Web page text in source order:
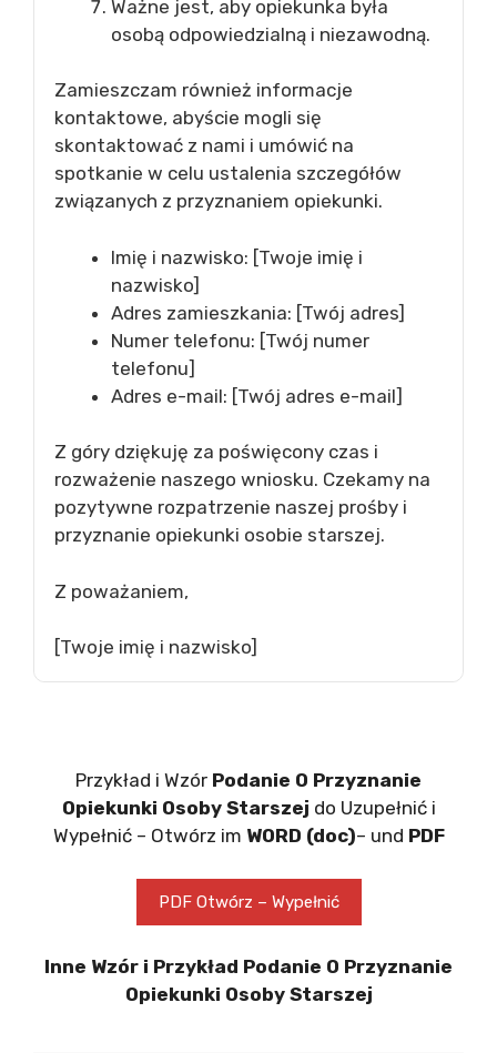
Ważne jest, aby opiekunka była
osobą odpowiedzialną i niezawodną.
Zamieszczam również informacje
kontaktowe, abyście mogli się
skontaktować z nami i umówić na
spotkanie w celu ustalenia szczegółów
związanych z przyznaniem opiekunki.
Imię i nazwisko: [Twoje imię i
nazwisko]
Adres zamieszkania: [Twój adres]
Numer telefonu: [Twój numer
telefonu]
Adres e-mail: [Twój adres e-mail]
Z góry dziękuję za poświęcony czas i
rozważenie naszego wniosku. Czekamy na
pozytywne rozpatrzenie naszej prośby i
przyznanie opiekunki osobie starszej.
Z poważaniem,
[Twoje imię i nazwisko]
Przykład i Wzór Podanie O Przyznanie
Opiekunki Osoby Starszej do Uzupełnić i
Wypełnić – Otwórz im WORD (doc)– und PDF
PDF Otwórz – Wypełnić
Inne Wzór i Przykład Podanie O Przyznanie
Opiekunki Osoby Starszej